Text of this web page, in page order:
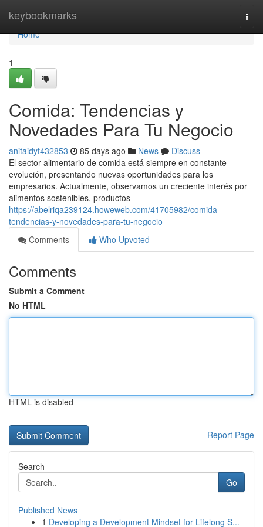
keybookmarks
Home
Home
1
Comida: Tendencias y
Novedades Para Tu Negocio
anitaidyt432853 85 days ago News
Discuss
El sector alimentario de comida está siempre en constante
evolución, presentando nuevas oportunidades para los
empresarios. Actualmente, observamos un creciente interés por
alimentos sostenibles, productos
https://abelriqa239124.howeweb.com/41705982/comida-
tendencias-y-novedades-para-tu-negocio
Comments
Who Upvoted
Comments
Submit a Comment
No HTML
HTML is disabled
Report Page
Search
Go
Published News
1 Developing a Development Mindset for Lifelong S...